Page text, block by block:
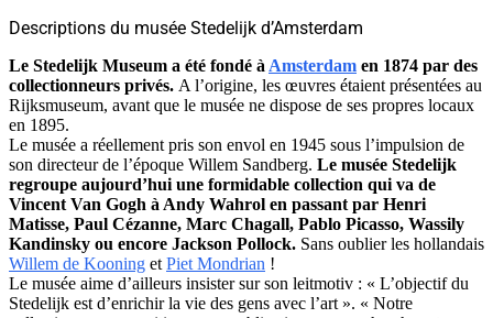
Descriptions du musée Stedelijk d’Amsterdam
Le Stedelijk Museum a été fondé à Amsterdam en 1874 par des
collectionneurs privés. A l’origine, les œuvres étaient présentées au
Rijksmuseum, avant que le musée ne dispose de ses propres locaux
en 1895.
Le musée a réellement pris son envol en 1945 sous l’impulsion de
son directeur de l’époque Willem Sandberg. Le musée Stedelijk
regroupe aujourd’hui une formidable collection qui va de
Vincent Van Gogh à Andy Wahrol en passant par Henri
Matisse, Paul Cézanne, Marc Chagall, Pablo Picasso, Wassily
Kandinsky ou encore Jackson Pollock. Sans oublier les hollandais
Willem de Kooning et Piet Mondrian !
Le musée aime d’ailleurs insister sur son leitmotiv : « L’objectif du
Stedelijk est d’enrichir la vie des gens avec l’art ». « Notre